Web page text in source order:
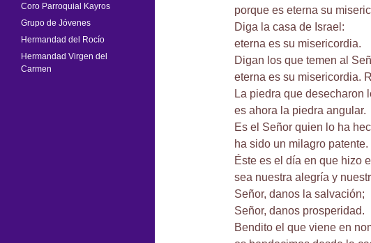
porque es eterna su
Diga la casa de Israel:
eterna es su misericordia.
Digan los que temen al
eterna es su misericordia.
La piedra que desecharon
es ahora la piedra angular.
Es el Señor quien lo ha
ha sido un milagro patente.
Éste es el día en que hizo
sea nuestra alegría y
Señor, danos la salvación;
Señor, danos prosperidad.
Bendito el que viene en
Coro Parroquial Kayros
Grupo de Jóvenes
Hermandad del Rocío
Hermandad Virgen del
Carmen